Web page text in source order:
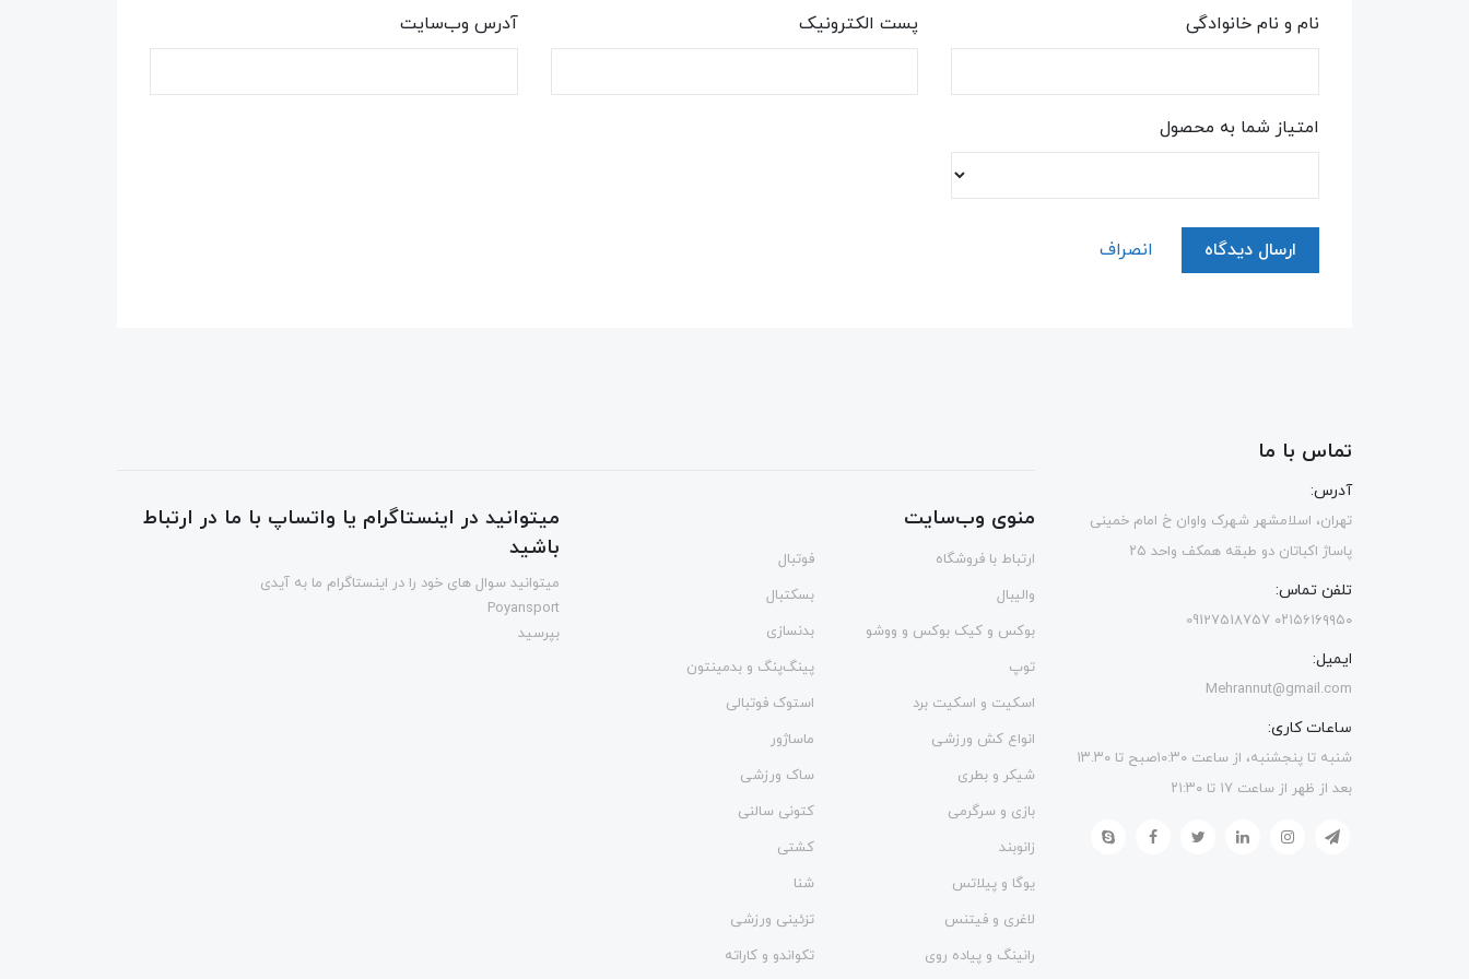
نام و نام خانوادگی پست الکترونیک آدرس وب‌سایت
امتیاز شما به محصول
ارسال دیدگاه انصراف
تماس با ما
آدرس:
تهران، اسلامشهر شهرک واوان خ امام خمینی
پاساژ اکباتان دو طبقه همکف واحد ۲۵
تلفن تماس:
۰۲۱۵۶۱۶۹۹۵۰ 09127518757
ایمیل:
Mehrannut@gmail.com
ساعات کاری:
شنبه تا پنجشنبه، از ساعت ۱۰:۳۰صبح تا ۱۳.۳۰
بعد از ظهر از ساعت ۱۷ تا ۲۱:۳۰
منوی وب‌سایت
ارتباط با فروشگاه
فوتبال
والیبال
بسکتبال
بوکس و کیک بوکس و ووشو
بدنسازی
توپ
پینگ‌پنگ و بدمينتون
اسکیت و اسکیت برد
استوک فوتبالی
انواع کش ورزشی
ماساژور
شیکر و بطری
ساک ورزشی
بازی و سرگرمی
کتونی سالنی
زانوبند
کشتی
یوگا و پیلاتس
شنا
لاغری و فیتنس
تزئینی ورزشی
رانینگ و پیاده روی
تکواندو و کاراته
میتوانید در اینستاگرام یا واتساپ با ما در ارتباط
باشید
میتوانید سوال های خود را در اینستاگرام ما به آیدی
Poyansport
بپرسید